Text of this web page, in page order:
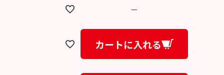
—
カートに入れる